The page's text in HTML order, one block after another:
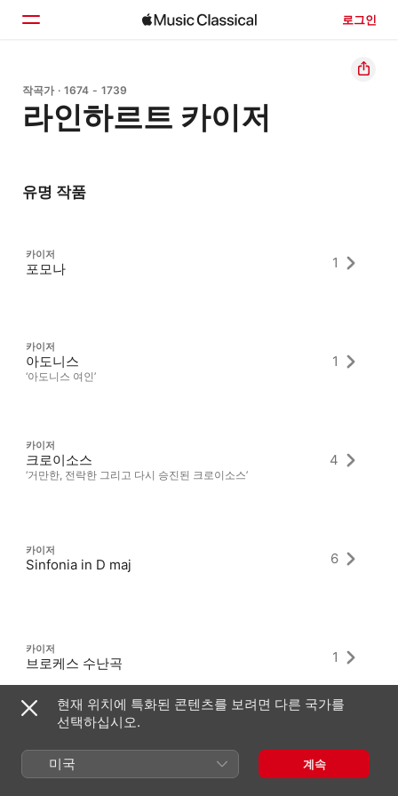
로그인
홈
둘러보기
작곡가 · 1674 - 1739
라인하르트 카이저
유명 작품
카이저
포모나 1
카이저
아도니스
‘아도니스 여인’
1
카이저
크로이소스
‘거만한, 전락한 그리고 다시 승진된 크로이소스’
4
카이저
Sinfonia in D maj 6
카이저
브로케스 수난곡 1
현재 위치에 특화된 콘텐츠를 보려면 다른 국가를
선택하십시오.
미국 계속